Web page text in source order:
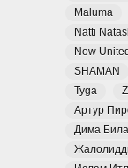
Maluma
Natti
Now United
SHAMAN
Tyga
Артур
Дима